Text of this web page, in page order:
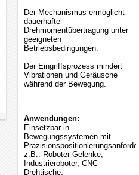
Der Mechanismus ermöglicht
dauerhafte
Drehmomentübertragung unter
geeigneten
Betriebsbedingungen.
Der Eingriffsprozess mindert
Vibrationen und Geräusche
während der Bewegung.
Anwendungen:
Einsetzbar in
Bewegungssystemen mit
z.B.: Roboter-Gelenke,
Industrieroboter, CNC-
Drehtische,